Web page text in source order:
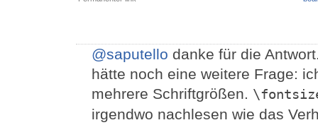
@saputello danke für die
hätte noch eine weitere Frage:
mehrere Schriftgrößen.
irgendwo nachlesen wie das